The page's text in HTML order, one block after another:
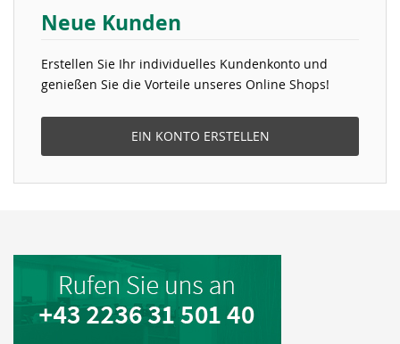
Neue Kunden
Erstellen Sie Ihr individuelles Kundenkonto und
genießen Sie die Vorteile unseres Online Shops!
EIN KONTO ERSTELLEN